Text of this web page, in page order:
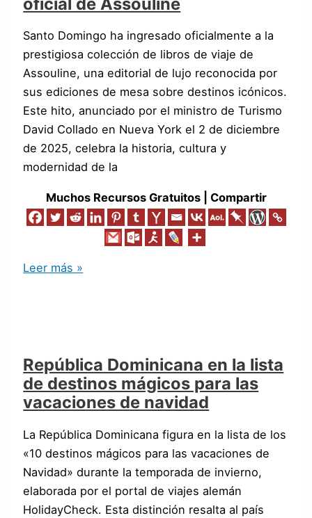
Santo Domingo ha ingresado oficialmente a la
prestigiosa colección de libros de viaje de
Assouline, una editorial de lujo reconocida por
sus ediciones de mesa sobre destinos icónicos.
Este hito, anunciado por el ministro de Turismo
David Collado en Nueva York el 2 de diciembre
de 2025, celebra la historia, cultura y
modernidad de la
Muchos Recursos Gratuitos | Compartir
Leer más »
República Dominicana en la lista
de destinos mágicos para las
vacaciones de navidad
La República Dominicana figura en la lista de los
«10 destinos mágicos para las vacaciones de
Navidad» durante la temporada de invierno,
elaborada por el portal de viajes alemán
HolidayCheck. Esta distinción resalta al país